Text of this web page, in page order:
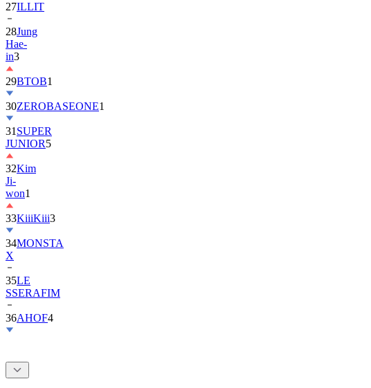
28Jung
Hae-
in3
29BTOB
30ZEROBASEONE
31SUPER
JUNIOR
32Kim
Ji-
won1
33KiiiKiii
34MONSTA
X
35
SSERAFIM
36AHOF4